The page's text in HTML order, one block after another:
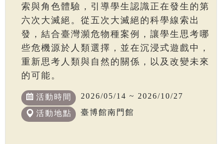
索與角色體驗，引導學生認識正在發生的第
六次大滅絕。從五次大滅絕的科學線索出
發，結合臺灣瀕危物種案例，讓學生思考哪
些危機源於人類選擇，並在沉浸式遊戲中，
重新思考人類與自然的關係，以及改變未來
的可能。
活動時間 2026/05/14 ~ 2026/10/27
活動地點 臺博館南門館